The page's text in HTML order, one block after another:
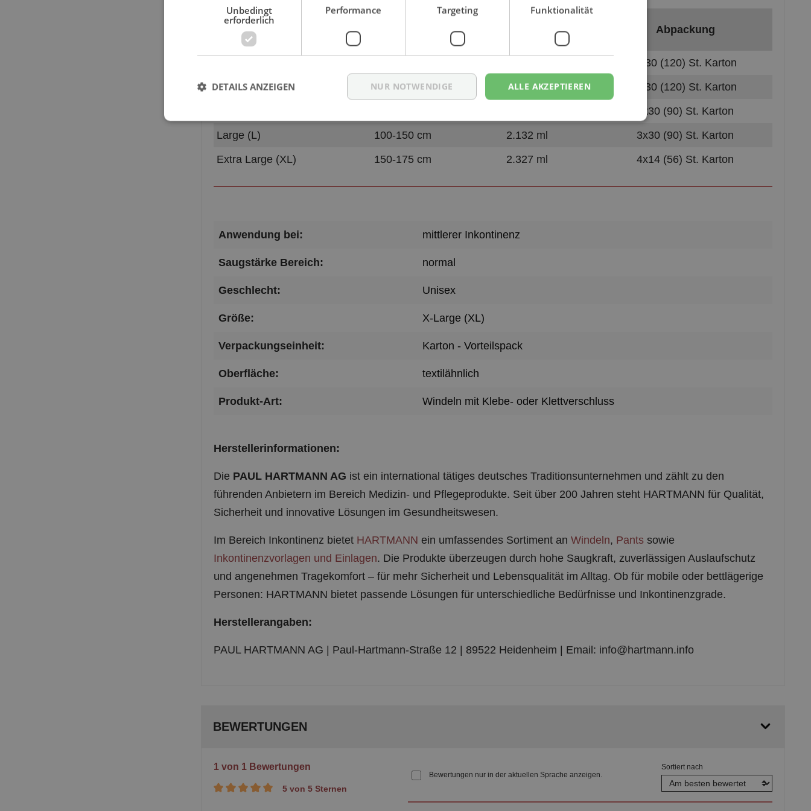
Größe
nach (ISO11948)
Abpackung
4x30 (120) St. Karton
Small (S)
50-80 cm 1.156 ml
4x30 (120) St. Karton
3x30 (90) St. Karton
Large (L)
100-150 cm 2.132 ml
3x30 (90) St. Karton
Extra Large (XL)
150-175 cm 2.327 ml 4x14 (56) St. Karton
Anwendung bei: mittlerer Inkontinenz
Saugstärke Bereich: normal
Geschlecht: Unisex
Größe: X-Large (XL)
Verpackungseinheit: Karton - Vorteilspack
Oberfläche: textilähnlich
Produkt-Art: Windeln mit Klebe- oder Klettverschluss
Herstellerinformationen:
Die PAUL HARTMANN AG ist ein international tätiges deutsches Traditionsunternehmen und zählt zu den
führenden Anbietern im Bereich Medizin- und Pflegeprodukte. Seit über 200 Jahren steht HARTMANN für Qualität,
Sicherheit und innovative Lösungen im Gesundheitswesen.
Im Bereich Inkontinenz bietet HARTMANN ein umfassendes Sortiment an Windeln, Pantssowie
Inkontinenzvorlagen und Einlagen. Die Produkte überzeugen durch hohe Saugkraft, zuverlässigen Auslaufschutz
und angenehmen Tragekomfort – für mehr Sicherheit und Lebensqualität im Alltag. Ob für mobile oder bettlägerige
Personen: HARTMANN bietet passende Lösungen für unterschiedliche Bedürfnisse und Inkontinenzgrade.
Herstellerangaben:
PAUL HARTMANN AG | Paul-Hartmann-Straße 12 | 89522 Heidenheim | Email: info@hartmann.info
BEWERTUNGEN
1 von 1 Bewertungen
5 von 5 Sternen
Bewertungen nur in der aktuellen Sprache anzeigen.
Sortiert nach
erforderlich
ALLE AKZEPTIEREN
NUR NOTWENDIGE